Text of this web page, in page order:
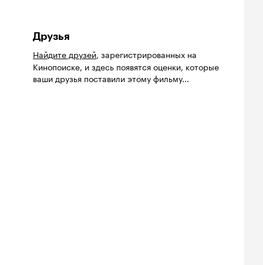
Друзья
Найдите друзей, зарегистрированных на
Кинопоиске, и здесь появятся оценки, которые
ваши друзья поставили этому фильму...